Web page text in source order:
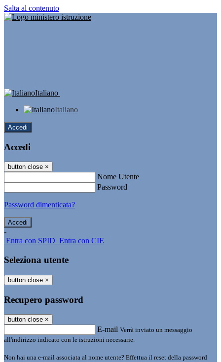
Salta al contenuto
Italiano
Italiano
Accedi
Accedi
button close ×
Nome Utente
Password
Password dimenticata?
-
Entra con SPID Entra con CIE
Seleziona utente
button close ×
Recupero password
button close ×
E-mail Verrà inviato un messaggio
all'indirizzo indicato con le istruzioni necessarie.
Non hai una e-mail associata al nome utente? Effettua il reset della password